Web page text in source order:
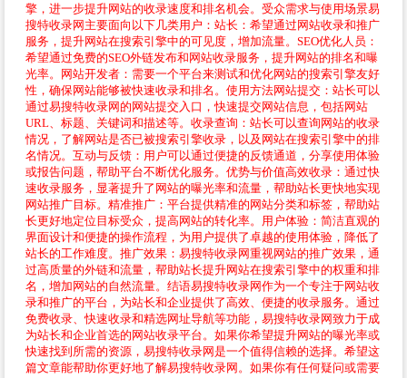
擎，进一步提升网站的收录速度和排名机会。受众需求与使用场景易
搜特收录网主要面向以下几类用户：站长：希望通过网站收录和推广
服务，提升网站在搜索引擎中的可见度，增加流量。SEO优化人员：
希望通过免费的SEO外链发布和网站收录服务，提升网站的排名和曝
光率。网站开发者：需要一个平台来测试和优化网站的搜索引擎友好
性，确保网站能够被快速收录和排名。使用方法网站提交：站长可以
通过易搜特收录网的网站提交入口，快速提交网站信息，包括网站
URL、标题、关键词和描述等。收录查询：站长可以查询网站的收录
情况，了解网站是否已被搜索引擎收录，以及网站在搜索引擎中的排
名情况。互动与反馈：用户可以通过便捷的反馈通道，分享使用体验
或报告问题，帮助平台不断优化服务。优势与价值高效收录：通过快
速收录服务，显著提升了网站的曝光率和流量，帮助站长更快地实现
网站推广目标。精准推广：平台提供精准的网站分类和标签，帮助站
长更好地定位目标受众，提高网站的转化率。用户体验：简洁直观的
界面设计和便捷的操作流程，为用户提供了卓越的使用体验，降低了
站长的工作难度。推广效果：易搜特收录网重视网站的推广效果，通
过高质量的外链和流量，帮助站长提升网站在搜索引擎中的权重和排
名，增加网站的自然流量。结语易搜特收录网作为一个专注于网站收
录和推广的平台，为站长和企业提供了高效、便捷的收录服务。通过
免费收录、快速收录和精选网址导航等功能，易搜特收录网致力于成
为站长和企业首选的网站收录平台。如果你希望提升网站的曝光率或
快速找到所需的资源，易搜特收录网是一个值得信赖的选择。希望这
篇文章能帮助你更好地了解易搜特收录网。如果你有任何疑问或需要